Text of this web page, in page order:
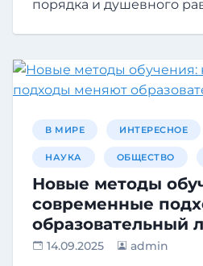
порядка и душевного
В МИРЕ ИНТЕРЕСНОЕ
НАУКА ОБЩЕСТВО
Новые методы
современные
образовательный
14.09.2025 admin